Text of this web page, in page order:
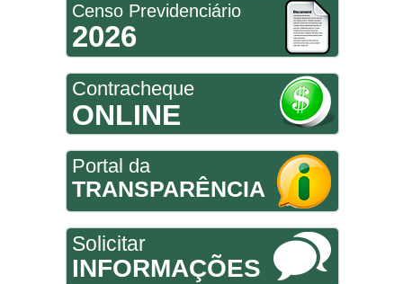
Censo Previdenciário
2026
Contracheque
ONLINE
Portal da
TRANSPARÊNCIA
Solicitar
INFORMAÇÕES